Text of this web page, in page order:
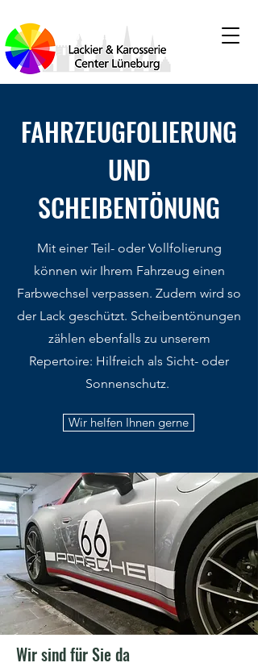
FAHRZEUGFOLIERUNG
UND
SCHEIBENTÖNUNG
Mit einer Teil- oder Vollfolierung
können wir Ihrem Fahrzeug einen
Farbwechsel verpassen. Zudem wird so
der Lack geschützt. Scheibentönungen
zählen ebenfalls zu unserem
Repertoire: Hilfreich als Sicht- oder
Sonnenschutz.
Wir helfen Ihnen gerne
Wir sind für Sie da